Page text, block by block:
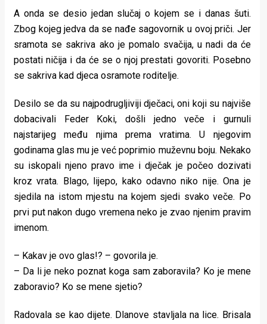
A onda se desio jedan slučaj o kojem se i danas šuti.
Zbog kojeg jedva da se nađe sagovornik u ovoj priči. Jer
sramota se sakriva ako je pomalo svačija, u nadi da će
postati ničija i da će se o njoj prestati govoriti. Posebno
se sakriva kad djeca osramote roditelje.
Desilo se da su najpodrugljiviji dječaci, oni koji su najviše
dobacivali Feder Koki, došli jedno veče i gurnuli
najstarijeg među njima prema vratima. U njegovim
godinama glas mu je već poprimio muževnu boju. Nekako
su iskopali njeno pravo ime i dječak je počeo dozivati
kroz vrata. Blago, lijepo, kako odavno niko nije. Ona je
sjedila na istom mjestu na kojem sjedi svako veče. Po
prvi put nakon dugo vremena neko je zvao njenim pravim
imenom.
– Kakav je ovo glas!? – govorila je.
– Da li je neko poznat koga sam zaboravila? Ko je mene
zaboravio? Ko se mene sjetio?
Radovala se kao dijete. Dlanove stavljala na lice. Brisala